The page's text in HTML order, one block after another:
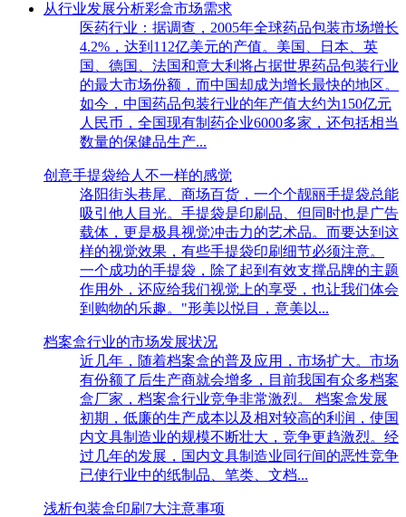
从行业发展分析彩盒市场需求
医药行业：据调查，2005年全球药品包装市场增长
4.2%，达到112亿美元的产值。美国、日本、英
国、德国、法国和意大利将占据世界药品包装行业
的最大市场份额，而中国却成为增长最快的地区。
如今，中国药品包装行业的年产值大约为150亿元
人民币，全国现有制药企业6000多家，还包括相当
数量的保健品生产...
创意手提袋给人不一样的感觉
洛阳街头巷尾、商场百货，一个个靓丽手提袋总能
吸引他人目光。手提袋是印刷品、但同时也是广告
载体，更是极具视觉冲击力的艺术品。而要达到这
样的视觉效果，有些手提袋印刷细节必须注意。
一个成功的手提袋，除了起到有效支撑品牌的主题
作用外，还应给我们视觉上的享受，也让我们体会
到购物的乐趣。"形美以悦目，意美以...
档案盒行业的市场发展状况
近几年，随着档案盒的普及应用，市场扩大。市场
有份额了后生产商就会增多，目前我国有众多档案
盒厂家，档案盒行业竞争非常激烈。 档案盒发展
初期，低廉的生产成本以及相对较高的利润，使国
内文具制造业的规模不断壮大，竞争更趋激烈。经
过几年的发展，国内文具制造业同行间的恶性竞争
已使行业中的纸制品、笔类、文档...
浅析包装盒印刷7大注意事项